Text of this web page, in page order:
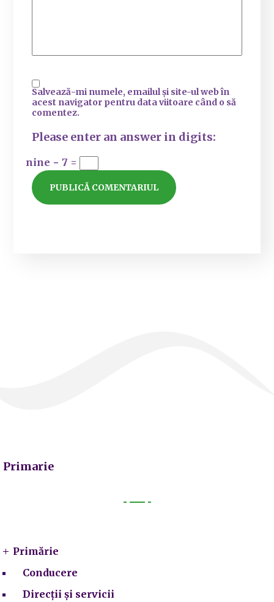
Salvează-mi numele, emailul și site-ul web în
acest navigator pentru data viitoare când o să
comentez.
Please enter an answer in digits:
nine − 7 =
Primarie
Primărie
Conducere
Direcții și servicii